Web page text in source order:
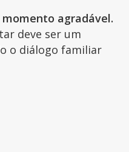
momento agradável.
deve ser um
o diálogo familiar